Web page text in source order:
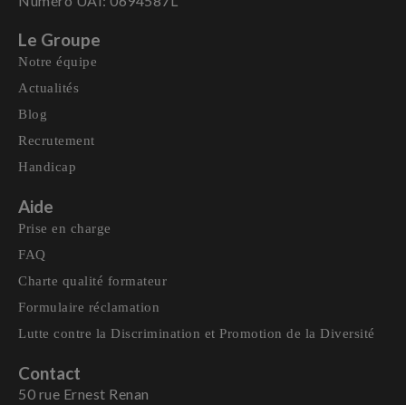
Le Groupe
Notre équipe
Actualités
Blog
Recrutement
Handicap
Aide
Prise en charge
FAQ
Charte qualité formateur
Formulaire réclamation
Lutte contre la Discrimination et Promotion de la Diversité
Contact
50 rue Ernest Renan